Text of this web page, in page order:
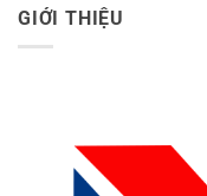
GIỚI THIỆU